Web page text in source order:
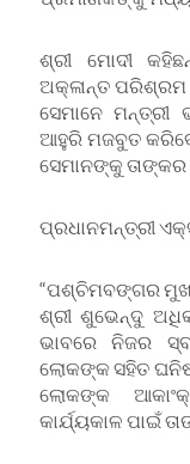
ଶ୍ରୀ ମୋଦୀ
ଅକ୍ଳାନ୍ତ ପରିଶ୍ରମ
ସେମାନେ
ଆହୁରି ମଜବୁତ
ସେମାନଙ୍କୁ ତାଙ୍କର
ପ୍ରଧାନମନ୍ତ୍ରୀ
“ପଶ୍ଚିମବଙ୍ଗର
ଶ୍ରୀ ଶୁଭେନ୍ଦୁ
ଭାବରେ ନିଜର
ଲୋକଙ୍କ ସହିତ
ଲୋକଙ୍କ
କାର୍ଯ୍ୟକାଳ ପାଇଁ